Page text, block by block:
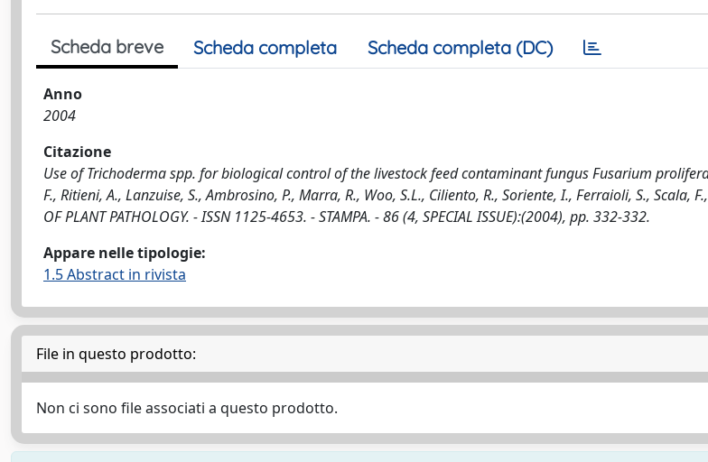
Scheda breve Scheda completa Scheda completa (DC)
Anno
2004
Citazione
Use of Trichoderma spp. for biological control of the livestock feed contaminant fungus Fusarium
F., Ritieni, A., Lanzuise, S., Ambrosino, P., Marra, R., Woo, S.L., Ciliento, R., Soriente, I., Ferraioli, S., Scala,
OF PLANT PATHOLOGY. - ISSN 1125-4653. - STAMPA. - 86 (4, SPECIAL ISSUE):(2004), pp. 332-332.
Appare nelle tipologie:
1.5 Abstract in rivista
File in questo prodotto:
Non ci sono file associati a questo prodotto.